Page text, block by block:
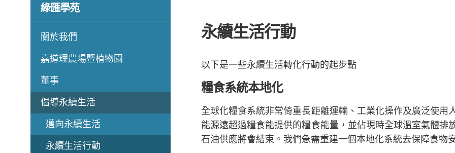
綠匯學苑
關於我們
嘉道理農場暨植物園
董事
倡導永續生活
邁向永續生活
永續生活行動
永續生活行動
以下是一些永續生活轉化行動的起步點
糧食系統本地化
全球化糧食系統非常倚重長距離運輸、工業化操作及廣泛使用
能源遠超過糧食能提供的糧食能量，並佔現時全球溫室氣體排
石油供應將會結束。我們急需重建一個本地化系統去保障食物